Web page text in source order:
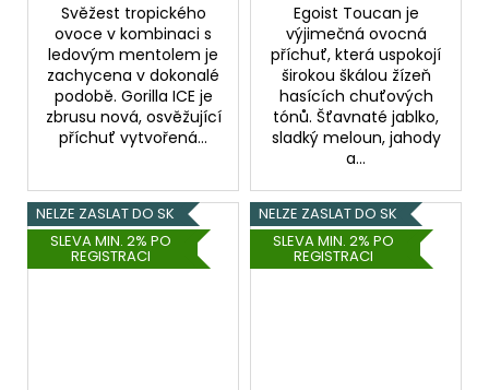
Svěžest tropického
ovoce v kombinaci s
ledovým mentolem je
zachycena v dokonalé
podobě. Gorilla ICE je
zbrusu nová, osvěžující
příchuť vytvořená...
Egoist Toucan je
výjimečná ovocná
příchuť, která uspokojí
širokou škálou žízeň
hasících chuťových
tónů. Šťavnaté jablko,
sladký meloun, jahody
a...
NELZE ZASLAT DO SK
SLEVA MIN. 2% PO
REGISTRACI
NELZE ZASLAT DO SK
SLEVA MIN. 2% PO
REGISTRACI